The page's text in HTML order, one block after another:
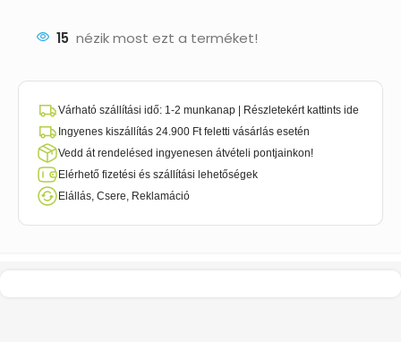
15 nézik most ezt a terméket!
Várható szállítási idő: 1-2 munkanap | Részletekért kattints ide
Ingyenes kiszállítás 24.900 Ft feletti vásárlás esetén
Vedd át rendelésed ingyenesen átvételi pontjainkon!
Elérhető fizetési és szállítási lehetőségek
Elállás, Csere, Reklamáció